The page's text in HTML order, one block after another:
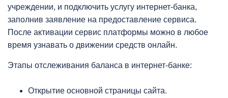
учреждении, и подключить услугу интернет-банка,
заполнив заявление на предоставление сервиса.
После активации сервис платформы можно в любое
время узнавать о движении средств онлайн.
Этапы отслеживания баланса в интернет-банке:
Открытие основной страницы сайта.